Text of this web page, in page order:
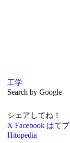
工学
Search by Google
シェアしてね！
X Facebook はてブ
Hitopedia